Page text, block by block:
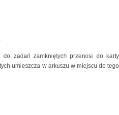
do zadań zamkniętych przenosi do karty
umieszcza w arkuszu w miejscu do tego